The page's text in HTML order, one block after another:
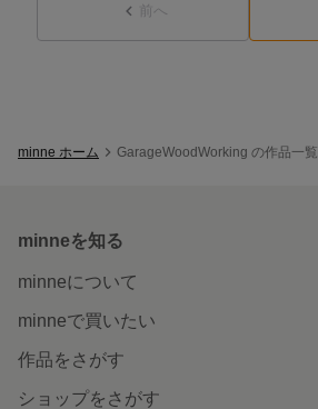
前へ
minne ホーム GarageWoodWorking の作品一覧
minneを知る
minneについて
minneで買いたい
作品をさがす
ショップをさがす